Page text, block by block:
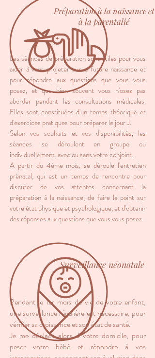
Surveillance néonatale
Préparation à la naissance et
à la parentalié
Les séances de préparation sont utiles pour vous
aider à vous projeter sur la future naissance et
pour répondre aux questions que vous vous
posez, et que bien souvent vous n'osez pas
aborder pendant les consultations médicales.
Elles sont constituées d'un temps théorique et
d'exercices pratiques pour préparer le jour J.
Selon vos souhaits et vos disponibilités, les
séances se déroulent en groupe ou
individuellement, avec ou sans votre conjoint.
A partir du 4ème mois, se déroule l'entretien
prénatal, qui est un temps de rencontre pour
discuter de vos attentes concernant la
préparation à la naissance, de faire le point sur
votre état physique et psychologique, et d'obtenir
des réponses aux questions que vous vous posez.
Pendant le 1er mois de vie de votre enfant,
une surveillance régulière est nécessaire, pour
vérifier sa croissance et son état de santé.
Je me déplace alors à votre domicile, pour
peser votre bébé et répondre à vos